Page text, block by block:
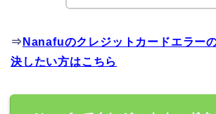
⇒ Nanafuのクレジットカードエラー
決したい方はこちら